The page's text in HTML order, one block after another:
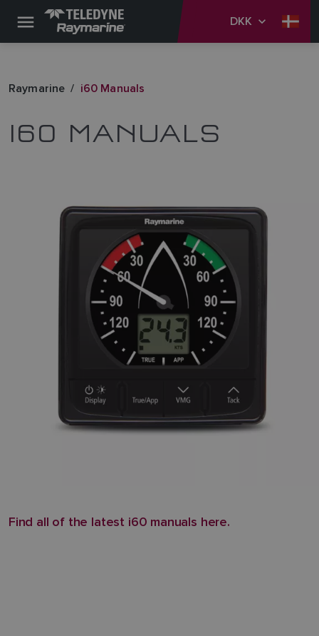
DKK
Raymarine i60 Manuals
I60 MANUALS
Find all of the latest i60 manuals here.